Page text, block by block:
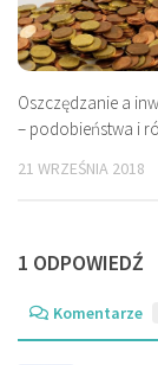
Oszczędzanie a
– podobieństwa i
21 WRZEŚNIA 2018
1 ODPOWIEDŹ
Komentarze